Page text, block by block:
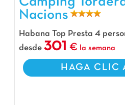
Nacions
Habana Top Presta 4
desde 301 la semana
HAGA CLIC